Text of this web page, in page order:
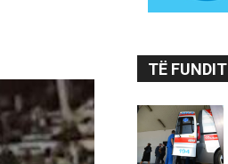
TË FUNDIT